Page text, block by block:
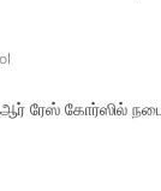
ரேஸ் கோர்ஸில்